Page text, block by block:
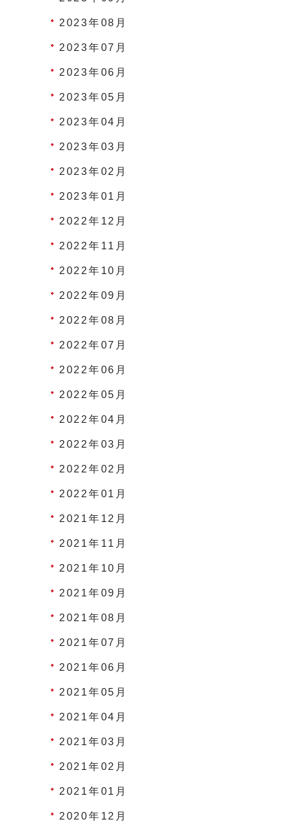
2023年08月
2023年07月
2023年06月
2023年05月
2023年04月
2023年03月
2023年02月
2023年01月
2022年12月
2022年11月
2022年10月
2022年09月
2022年08月
2022年07月
2022年06月
2022年05月
2022年04月
2022年03月
2022年02月
2022年01月
2021年12月
2021年11月
2021年10月
2021年09月
2021年08月
2021年07月
2021年06月
2021年05月
2021年04月
2021年03月
2021年02月
2021年01月
2020年12月